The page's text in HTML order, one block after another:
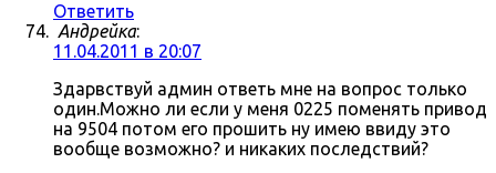
Ответить
Андрейка:
11.04.2011 в 20:07
Здарвствуй админ ответь мне на вопрос только
один.Можно ли если у меня 0225 поменять привод
на 9504 потом его прошить ну имею ввиду это
вообще возможно? и никаких последствий?